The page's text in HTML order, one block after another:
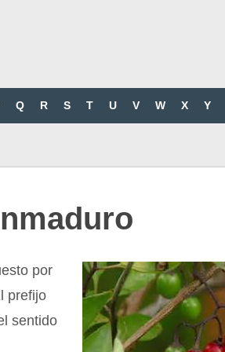
Q R S T U V W X Y
por
prefijo
sentido